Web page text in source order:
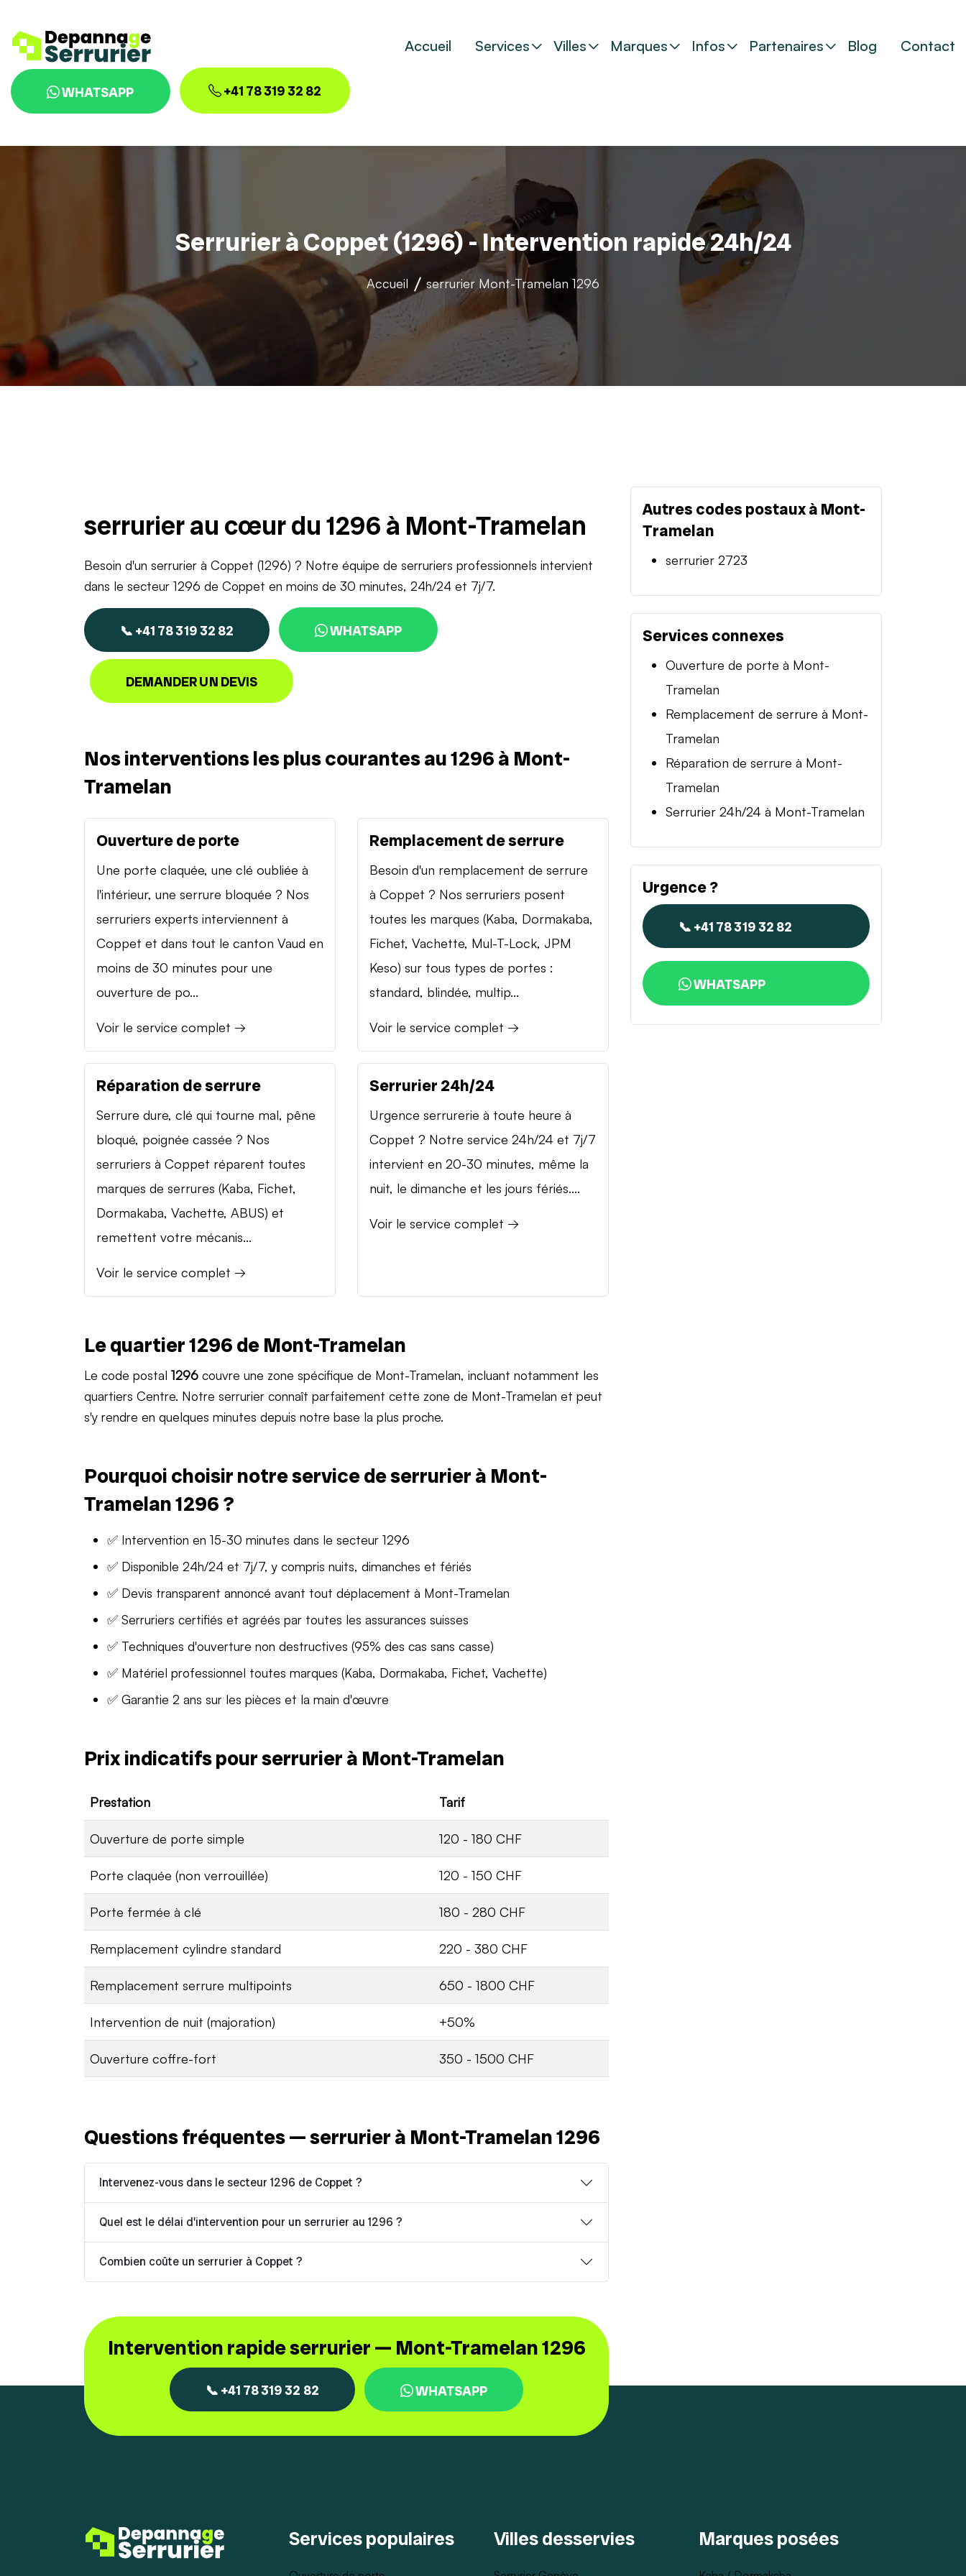
Accueil Services Villes Marques Infos Partenaires Blog Contact
WHATSAPP +41 78 319 32 82
Serrurier à Coppet (1296) - Intervention rapide 24h/24
Accueil serrurier Mont-Tramelan 1296
serrurier au cœur du 1296 à Mont-Tramelan
Besoin d'un serrurier à Coppet (1296) ? Notre équipe de serruriers professionnels intervient
dans le secteur 1296 de Coppet en moins de 30 minutes, 24h/24 et 7j/7.
📞 +41 78 319 32 82 WHATSAPP
DEMANDER UN DEVIS
Nos interventions les plus courantes au 1296 à Mont-
Tramelan
Ouverture de porte
Une porte claquée, une clé oubliée à
l'intérieur, une serrure bloquée ? Nos
serruriers experts interviennent à
Coppet et dans tout le canton Vaud en
moins de 30 minutes pour une
ouverture de po...
Voir le service complet →
Remplacement de serrure
Besoin d'un remplacement de serrure
à Coppet ? Nos serruriers posent
toutes les marques (Kaba, Dormakaba,
Fichet, Vachette, Mul-T-Lock, JPM
Keso) sur tous types de portes :
standard, blindée, multip...
Voir le service complet →
Réparation de serrure
Serrure dure, clé qui tourne mal, pêne
bloqué, poignée cassée ? Nos
serruriers à Coppet réparent toutes
marques de serrures (Kaba, Fichet,
Dormakaba, Vachette, ABUS) et
remettent votre mécanis...
Voir le service complet →
Serrurier 24h/24
Urgence serrurerie à toute heure à
Coppet ? Notre service 24h/24 et 7j/7
intervient en 20-30 minutes, même la
nuit, le dimanche et les jours fériés....
Voir le service complet →
Le quartier 1296 de Mont-Tramelan
Le code postal 1296 couvre une zone spécifique de Mont-Tramelan, incluant notamment les
quartiers Centre. Notre serrurier connaît parfaitement cette zone de Mont-Tramelan et peut
s'y rendre en quelques minutes depuis notre base la plus proche.
Pourquoi choisir notre service de serrurier à Mont-
Tramelan 1296 ?
✅ Intervention en 15-30 minutes dans le secteur 1296
✅ Disponible 24h/24 et 7j/7, y compris nuits, dimanches et fériés
✅ Devis transparent annoncé avant tout déplacement à Mont-Tramelan
✅ Serruriers certifiés et agréés par toutes les assurances suisses
✅ Techniques d'ouverture non destructives (95% des cas sans casse)
✅ Matériel professionnel toutes marques (Kaba, Dormakaba, Fichet, Vachette)
✅ Garantie 2 ans sur les pièces et la main d'œuvre
Prix indicatifs pour serrurier à Mont-Tramelan
Prestation Tarif
Ouverture de porte simple 120 - 180 CHF
Porte claquée (non verrouillée) 120 - 150 CHF
Porte fermée à clé 180 - 280 CHF
Remplacement cylindre standard 220 - 380 CHF
Remplacement serrure multipoints 650 - 1800 CHF
Intervention de nuit (majoration) +50%
Ouverture coffre-fort 350 - 1500 CHF
Questions fréquentes — serrurier à Mont-Tramelan 1296
Intervenez-vous dans le secteur 1296 de Coppet ?
Quel est le délai d'intervention pour un serrurier au 1296 ?
Combien coûte un serrurier à Coppet ?
Intervention rapide serrurier — Mont-Tramelan 1296
📞 +41 78 319 32 82 WHATSAPP
Autres codes postaux à Mont-
Tramelan
serrurier 2723
Services connexes
Ouverture de porte à Mont-
Tramelan
Remplacement de serrure à Mont-
Tramelan
Réparation de serrure à Mont-
Tramelan
Serrurier 24h/24 à Mont-Tramelan
Urgence ?
📞 +41 78 319 32 82
WHATSAPP
Services populaires Villes desservies Marques posées